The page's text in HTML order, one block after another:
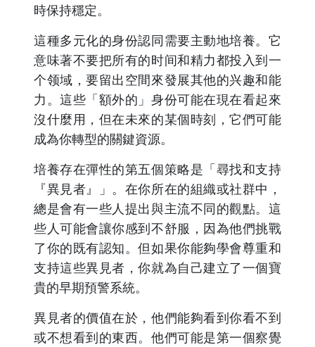
時保持穩定。
這種多元化的身份認同需要主動地培養。它
意味著不要把所有的时间和精力都投入到一
个领域，要留出空間來發展其他的兴趣和能
力。這些「額外的」身份可能在現在看起來
沒什麼用，但在未來的某個時刻，它們可能
成為你轉型的關鍵資源。
培養存在彈性的第五個策略是「尋找和支持
『異見者』」。在你所在的組織或社群中，
總是會有一些人提出與主流不同的觀點。這
些人可能會讓你感到不舒服，因為他們挑戰
了你的既有認知。但如果你能夠學會尊重和
支持這些異見者，你就為自己建立了一個寶
貴的早期預警系統。
異見者的價值在於，他們能夠看到你看不到
或不想看到的東西。他們可能是第一個察覺